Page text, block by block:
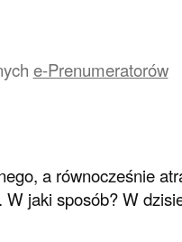
e-Prenumeratorów
a równocześnie
jaki sposób? W